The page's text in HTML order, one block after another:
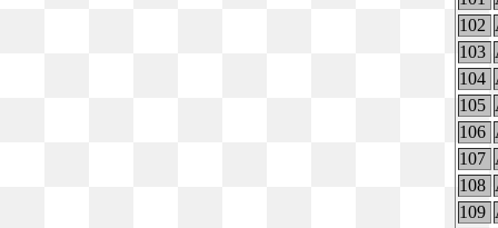
102
103
104
105
106
107
108
109